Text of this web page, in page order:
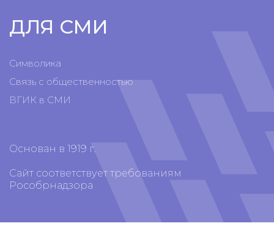
ДЛЯ СМИ
Символика
Связь с общественностью
ВГИК в СМИ
Основан в 1919 г.
Сайт соответствует требованиям
Рособрнадзора